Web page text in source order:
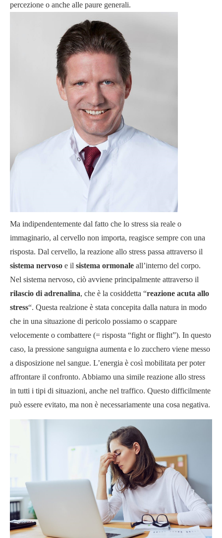
percezione o anche alle paure generali.
Ma indipendentemente dal fatto che lo stress sia reale o
immaginario, al cervello non importa, reagisce sempre con una
risposta. Dal cervello, la reazione allo stress passa attraverso il
sistema nervoso e il sistema ormonale all’interno del corpo.
Nel sistema nervoso, ciò avviene principalmente attraverso il
rilascio di adrenalina, che è la cosiddetta “reazione acuta allo
stress“. Questa realzione è stata concepita dalla natura in modo
che in una situazione di pericolo possiamo o scappare
velocemente o combattere (= risposta “fight or flight”). In questo
caso, la pressione sanguigna aumenta e lo zucchero viene messo
a disposizione nel sangue. L’energia è così mobilitata per poter
affrontare il confronto. Abbiamo una simile reazione allo stress
in tutti i tipi di situazioni, anche nel traffico. Questo difficilmente
può essere evitato, ma non è necessariamente una cosa negativa.